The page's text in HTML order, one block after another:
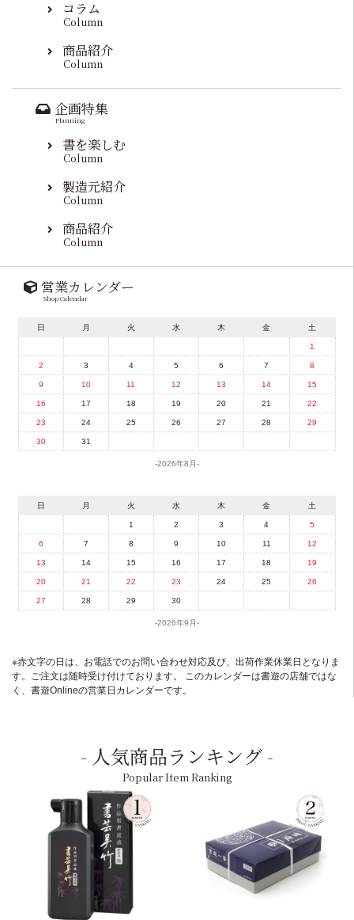
コラム
Column
商品紹介
Column
企画特集
Planning
書を楽しむ
Column
製造元紹介
Column
商品紹介
Column
営業カレンダー
Shop Calendar
2026年8月
日 月 火 水 木 金 土
1
2 3 4 5 6 7 8
9 10 11 12 13 14 15
16 17 18 19 20 21 22
23 24 25 26 27 28 29
30 31
2026年9月
日 月 火 水 木 金 土
1 2 3 4 5
6 7 8 9 10 11 12
13 14 15 16 17 18 19
20 21 22 23 24 25 26
27 28 29 30
※赤文字の日は、お電話でのお問い合わせ対応及び、出荷作業休業日となりま
す。ご注文は随時受け付けております。 このカレンダーは書遊の店舗ではな
く、書遊Onlineの営業日カレンダーです。
人気商品ランキング
Popular Item Ranking